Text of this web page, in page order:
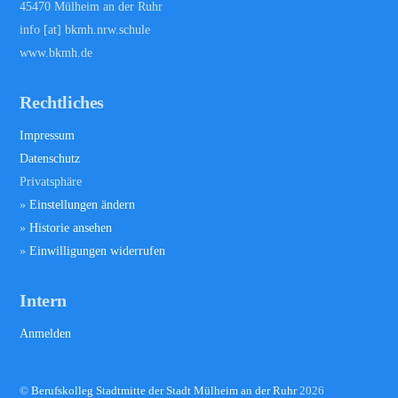
45470 Mülheim an der Ruhr
info [at] bkmh.nrw.schule
www.bkmh.de
Rechtliches
Impressum
Datenschutz
Privatsphäre
»Einstellungen ändern
»Historie ansehen
»Einwilligungen widerrufen
Intern
Anmelden
©Berufskolleg Stadtmitte der Stadt Mülheim an der Ruhr2026